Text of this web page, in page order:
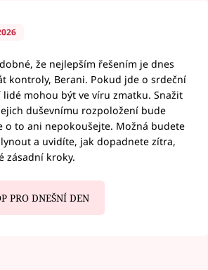
že nejlepším řešením je dnes
kontroly, Berani. Pokud jde o srdeční
mohou být ve víru zmatku. Snažit
duševnímu rozpoložení bude
o to ani nepokoušejte. Možná budete
a uvidíte, jak dopadnete zítra,
zásadní kroky.
PRO DNEŠNÍ DEN